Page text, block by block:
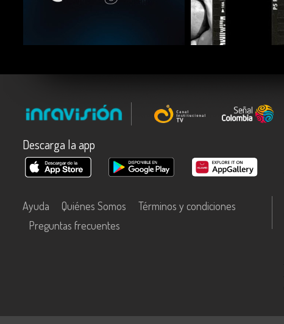
COMPARTIR
Descarga la app
Ayuda Quiénes Somos
Términos y condiciones
Preguntas frecuentes